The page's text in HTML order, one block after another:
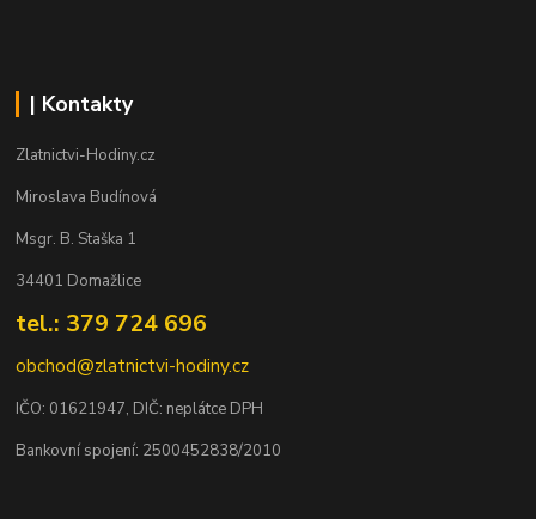
| Kontakty
Zlatnictvi-Hodiny.cz
Miroslava Budínová
Msgr. B. Staška 1
34401 Domažlice
tel.: 379 724 696
obchod@zlatnictvi-hodiny.cz
IČO: 01621947, DIČ: neplátce DPH
Bankovní spojení: 2500452838/2010